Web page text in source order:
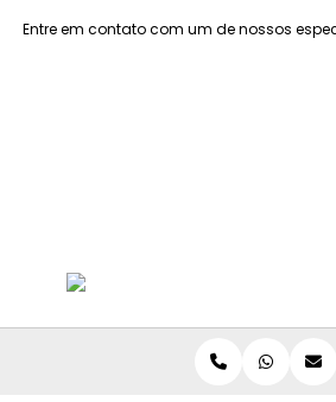
Entre em contato com um de nossos